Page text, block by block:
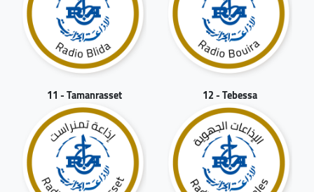
11 - Tamanrasset 12 - Tebessa